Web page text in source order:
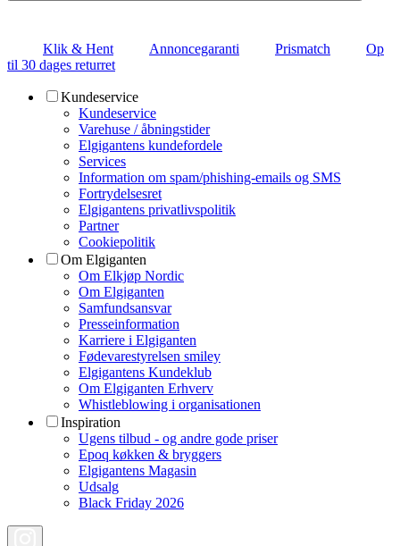
Klik & Hent Annoncegaranti Prismatch
Op
til 30 dages returret
Kundeservice
Kundeservice
Varehuse / åbningstider
Elgigantens kundefordele
Services
Information om spam/phishing-emails og SMS
Fortrydelsesret
Elgigantens privatlivspolitik
Partner
Cookiepolitik
Om Elgiganten
Om Elkjøp Nordic
Om Elgiganten
Samfundsansvar
Presseinformation
Karriere i Elgiganten
Fødevarestyrelsen smiley
Elgigantens Kundeklub
Om Elgiganten Erhverv
Whistleblowing i organisationen
Inspiration
Ugens tilbud - og andre gode priser
Epoq køkken & bryggers
Elgigantens Magasin
Udsalg
Black Friday 2026